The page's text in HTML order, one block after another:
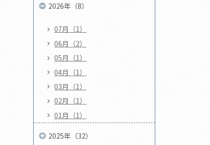
2026年（8）
07月（1）
06月（2）
05月（1）
04月（1）
03月（1）
02月（1）
01月（1）
2025年（32）